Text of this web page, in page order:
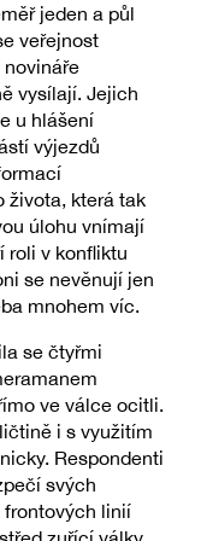
jeden a půl
veřejnost
novináře
vysílají. Jejich
u hlášení
výjezdů
života, která tak
úlohu vnímají
roli v konfliktu
se nevěnují jen
mnohem víc.
se čtyřmi
ve válce ocitli.
i s využitím
Respondenti
svých
frontových linií